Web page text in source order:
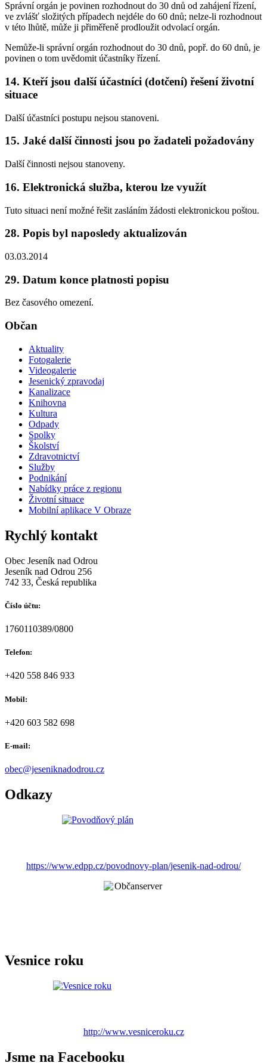
Správní orgán je povinen rozhodnout do 30 dnů od zahájení řízení,
ve zvlášť složitých případech nejdéle do 60 dnů; nelze-li rozhodnout
v této lhůtě, může ji přiměřeně prodloužit odvolací orgán.
Nemůže-li správní orgán rozhodnout do 30 dnů, popř. do 60 dnů, je
povinen o tom uvědomit účastníky řízení.
14. Kteří jsou další účastníci (dotčení) řešení životní
situace
Další účastníci postupu nejsou stanoveni.
15. Jaké další činnosti jsou po žadateli požadovány
Další činnosti nejsou stanoveny.
16. Elektronická služba, kterou lze využít
Tuto situaci není možné řešit zasláním žádosti elektronickou poštou.
28. Popis byl naposledy aktualizován
03.03.2014
29. Datum konce platnosti popisu
Bez časového omezení.
Občan
Aktuality
Fotogalerie
Videogalerie
Jesenický zpravodaj
Kanalizace
Knihovna
Kultura
Odpady
Spolky
Školství
Zdravotnictví
Služby
Podnikání
Nabídky práce z regionu
Životní situace
Mobilní aplikace V Obraze
Rychlý kontakt
Obec Jeseník nad Odrou
Jeseník nad Odrou 256
742 33, Česká republika
Číslo účtu:
1760110389/0800
Telefon:
+420 558 846 933
Mobil:
+420 603 582 698
E-mail:
obec@jeseniknadodrou.cz
Odkazy
https://www.edpp.cz/povodnovy-plan/jesenik-nad-odrou/
Vesnice roku
http://www.vesniceroku.cz
Jsme na Facebooku